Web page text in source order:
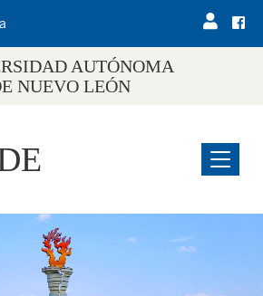
AUTÓNOMA
NUEVO LEÓN
Menu